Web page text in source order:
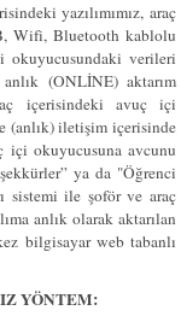
yazılımımız, araç
Wifi, Bluetooth kablolu
verileri
(ONLİNE) aktarım
içerisindeki avuç içi
(anlık) iletişim içerisinde
içi okuyucusuna avcunu
ya da "Öğrenci
sistemi ile şoför ve araç
anlık olarak aktarılan
bilgisayar web tabanlı
YÖNTEM: